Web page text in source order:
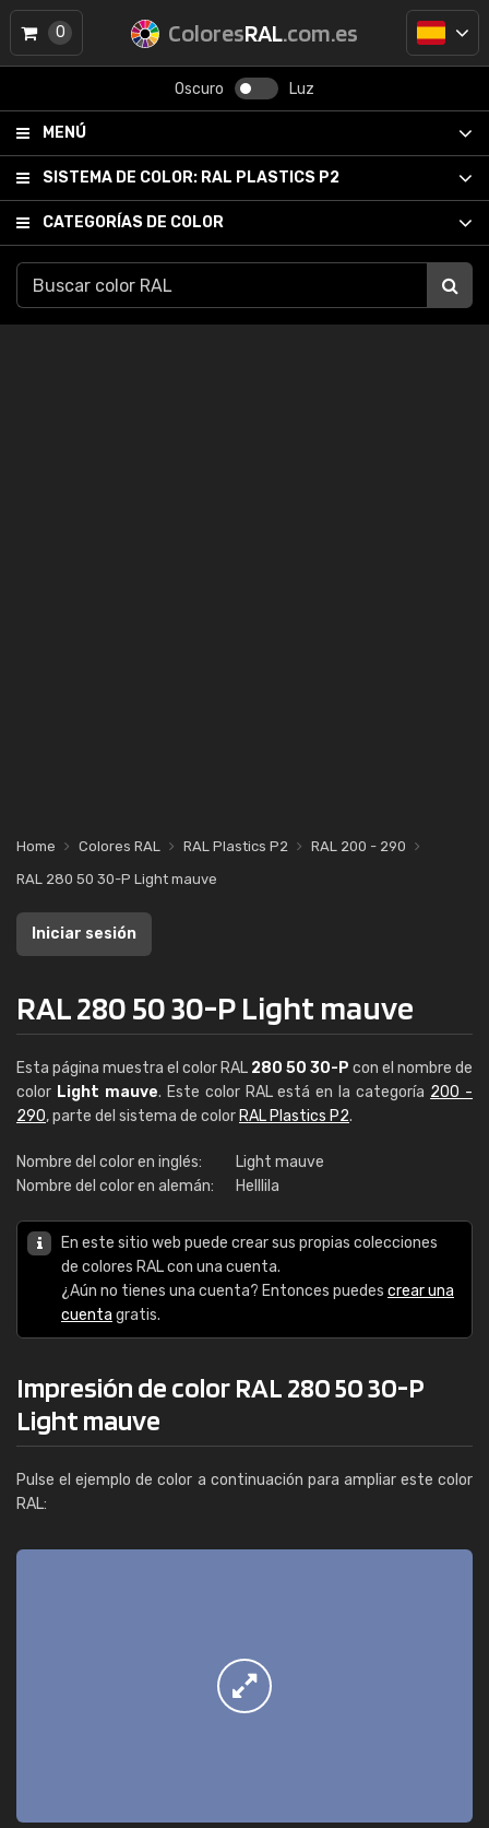
ColoresRAL.com.es
Oscuro Luz
MENÚ
SISTEMA DE COLOR: RAL PLASTICS P2
CATEGORÍAS DE COLOR
0
Home Colores RAL RAL Plastics P2
RAL 200 - 290
RAL 280 50 30-P Light mauve
Iniciar sesión
RAL 280 50 30-P Light mauve
Esta página muestra el color RAL 280 50 30-P con el nombre de
color Light mauve. Este color RAL está en la categoría 200 -
290, parte del sistema de color RAL Plastics P2.
Nombre del color en inglés:
Light mauve
Nombre del color en alemán:
Helllila
En este sitio web puede crear sus propias colecciones
de colores RAL con una cuenta.
¿Aún no tienes una cuenta? Entonces puedes crear una
cuenta gratis.
Impresión de color RAL 280 50 30-P
Light mauve
Pulse el ejemplo de color a continuación para ampliar este color
RAL: